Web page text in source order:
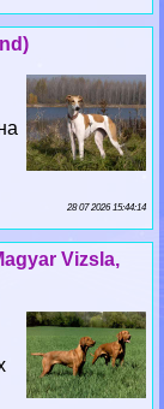
28 07 2026 15:44:14
Vizsla,